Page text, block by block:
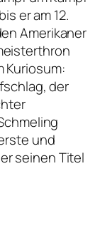
er am 12.
Amerikaner
Kuriosum:
der
und
seinen Titel